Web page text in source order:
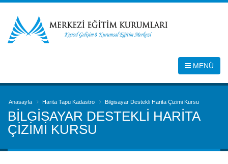
MENÜ
Anasayfa Harita Tapu Kadastro Bilgisayar Destekli Harita Çizimi Kursu
BILGISAYAR DESTEKLI HARITA
ÇIZIMI KURSU